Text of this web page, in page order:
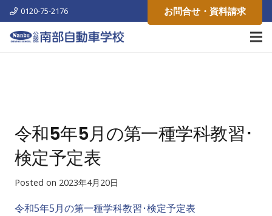
0120-75-2176 お問合せ・資料請求
令和5年5月の第一種学科教習･
検定予定表
Posted on 2023年4月20日
令和5年5月の第一種学科教習･検定予定表